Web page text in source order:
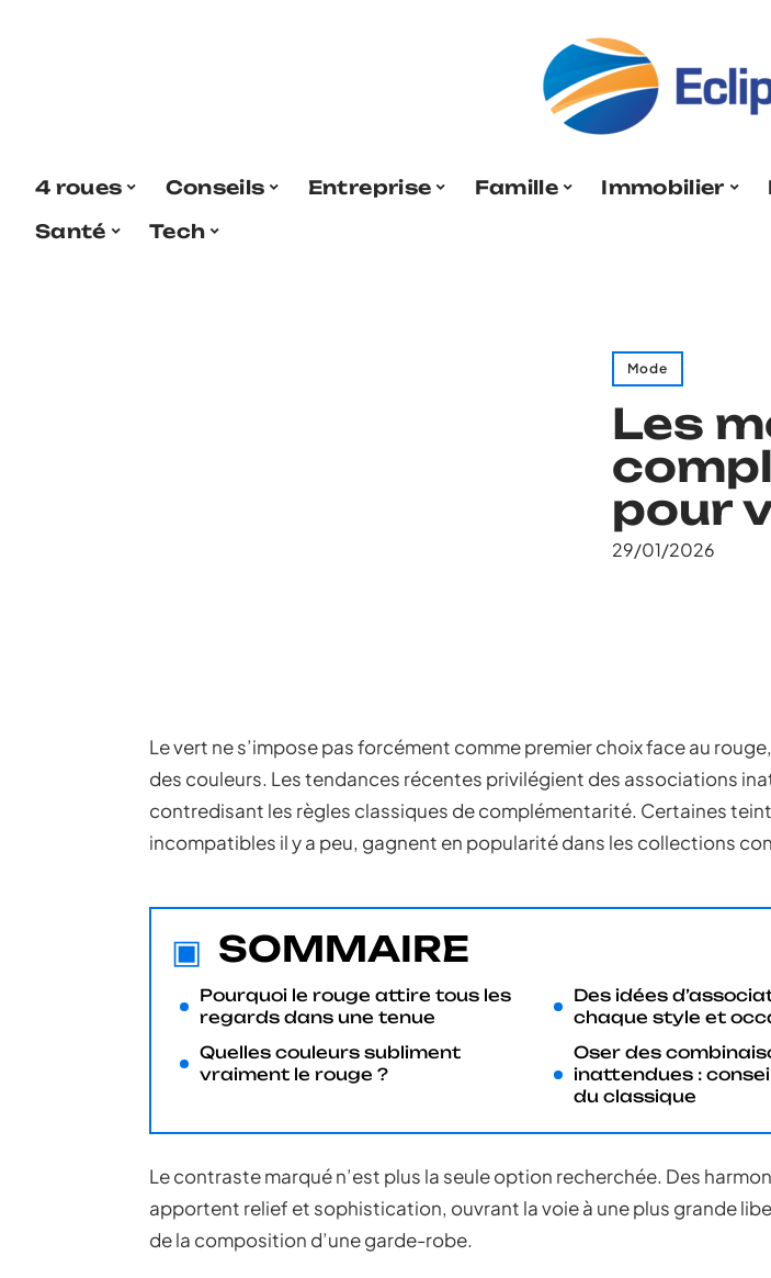
4 roues Conseils Entreprise Famille Immobilier
Santé
Tech
Mode
Les
pour
29/01/2026
Le vert ne s’impose pas forcément comme premier choix face au
des couleurs. Les tendances récentes privilégient des associations
contredisant les règles classiques de complémentarité. Certaines
incompatibles il y a peu, gagnent en popularité dans les collections
SOMMAIRE
Pourquoi le rouge attire tous les
regards dans une tenue
Quelles couleurs subliment
vraiment le rouge ?
Des idées
chaque style et
Oser des
inattendues :
du classique
Le contraste marqué n’est plus la seule option recherchée. Des
apportent relief et sophistication, ouvrant la voie à une plus grande
de la composition d’une garde-robe.